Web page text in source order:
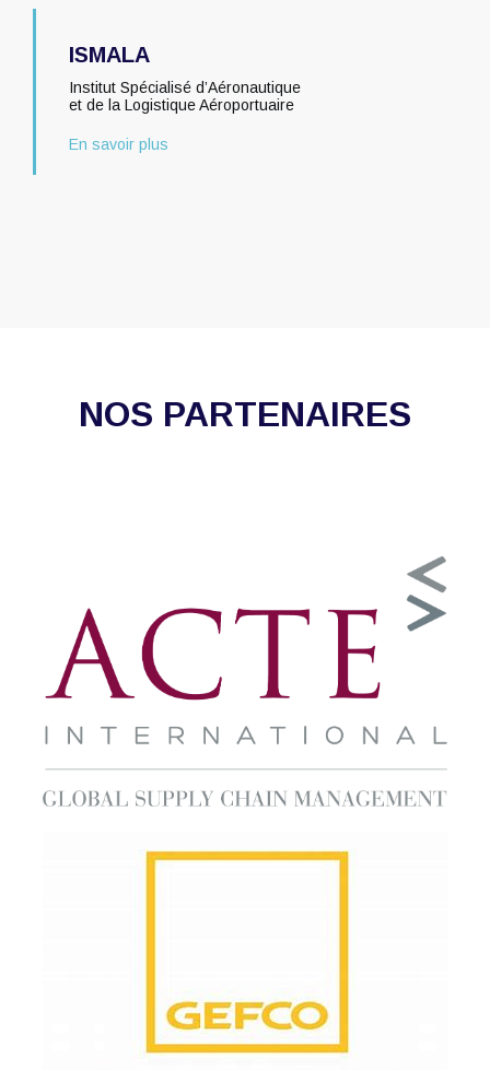
ISMALA
Institut Spécialisé d’Aéronautique
et de la Logistique Aéroportuaire
En savoir plus
NOS PARTENAIRES